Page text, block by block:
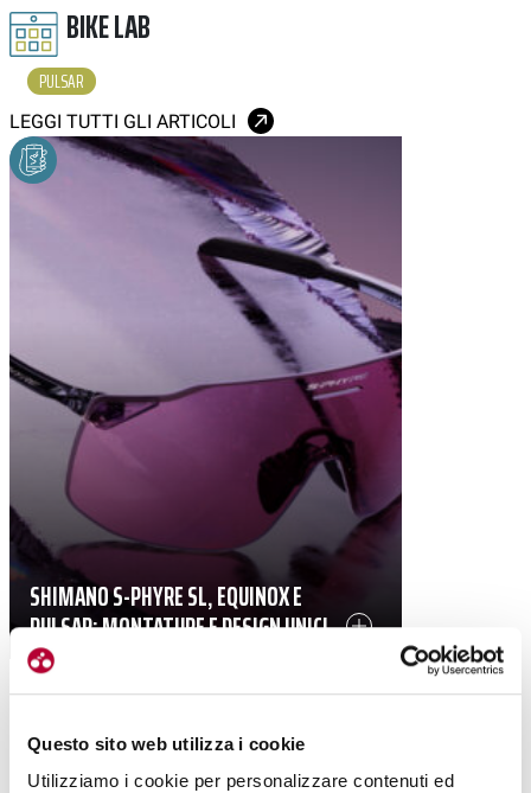
Questo sito web utilizza i cookie
Utilizziamo i cookie per personalizzare contenuti ed
BIKE LAB
PULSAR
LEGGI TUTTI GLI ARTICOLI
SHIMANO S-PHYRE SL, EQUINOX E
PULSAR: MONTATURE E DESIGN UNICI